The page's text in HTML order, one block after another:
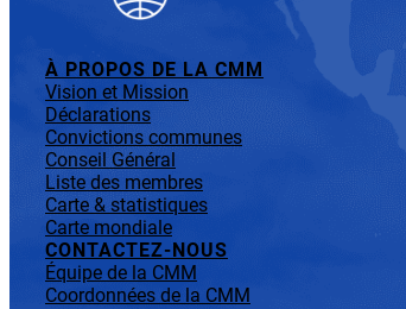
À PROPOS DE LA CMM
Vision et Mission
Déclarations
Convictions communes
Conseil Général
Liste des membres
Carte & statistiques
Carte mondiale
CONTACTEZ-NOUS
Équipe de la CMM
Coordonnées de la CMM